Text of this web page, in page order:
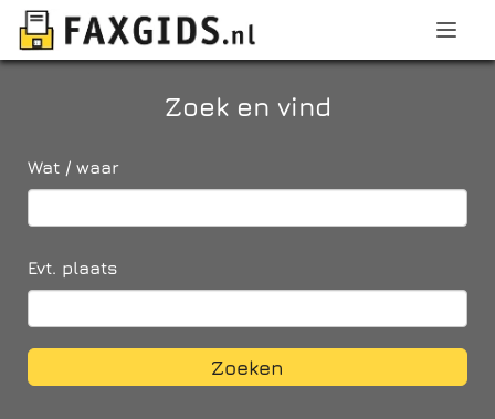
Zoek en vind
Wat / waar
Evt. plaats
Zoeken